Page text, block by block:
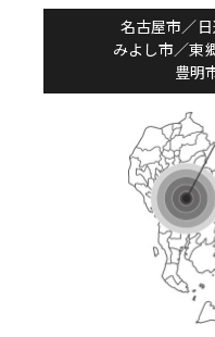
名古屋市／
みよし市／東
豊明